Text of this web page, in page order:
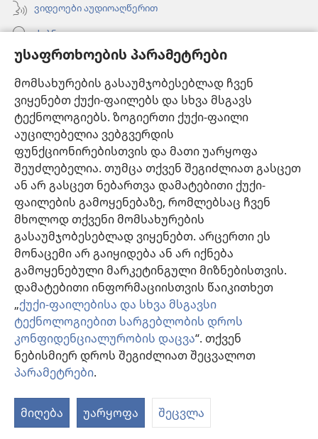
უსაფრთხოების პარამეტრები
მომსახურების გასაუმჯობესებლად ჩვენ
ვიყენებთ ქუქი-ფაილებს და სხვა მსგავს
ტექნოლოგიებს. ზოგიერთი ქუქი-ფაილი
აუცილებელია ვებგვერდის
ფუნქციონირებისთვის და მათი უარყოფა
შეუძლებელია. თუმცა თქვენ შეგიძლიათ გასცეთ
ან არ გასცეთ ნებართვა დამატებითი ქუქი-
ფაილების გამოყენებაზე, რომლებსაც ჩვენ
მხოლოდ თქვენი მომსახურების
გასაუმჯობესებლად ვიყენებთ. არცერთი ეს
მონაცემი არ გაიყიდება ან არ იქნება
გამოყენებული მარკეტინგული მიზნებისთვის.
დამატებითი ინფორმაციისთვის წაიკითხეთ
„ქუქი-ფაილებისა და სხვა მსგავსი
ტექნოლოგიებით სარგებლობის დროს
კონფიდენციალურობის დაცვა“. თქვენ
ნებისმიერ დროს შეგიძლიათ შეცვალოთ
პარამეტრები.
მიღება უარყოფა შეცვლა
ვიდეოები აუდიოაღწერით
ძებნა
ინფორმაცია ექიმებისთვის
ინფორმაცია ოფიციალური პირებისთვის
დახმარება
შესაწირავები
(გაიხსნება
ახალი
ფანჯარა)საგუშაგო კოშკის ონლაინ ბიბლიოთეკა™
(გაიხსნება
ახალი
ფანჯარა)JW Hub
(გაიხსნება
ახალი
ფანჯარა)JW ბიბლიოთეკა
„საგუშაგო კოშკის ბიბლიოთეკა“
Copyright© 2026 Watch Tower Bible and Tract Society of Pennsylvania.
ᲡᲐᲠᲒᲔᲑᲚᲝᲑᲘᲡ ᲬᲔᲡᲔᲑᲘ
|ᲣᲡᲐᲤᲠᲗᲮᲝᲔᲑᲘᲡ ᲞᲐᲠᲐᲛᲔᲢᲠᲔᲑᲘ